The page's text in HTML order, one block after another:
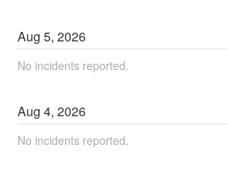
Aug5,2026
No incidents reported.
Aug4,2026
No incidents reported.